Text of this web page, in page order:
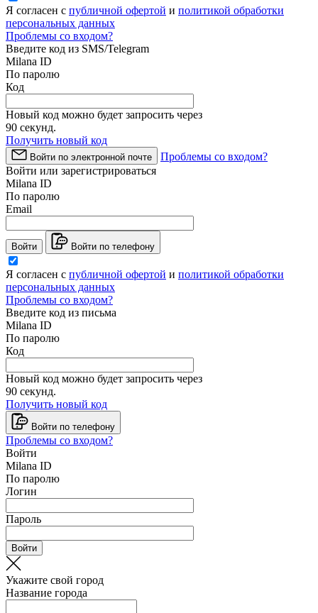
Я согласен с публичной офертой и политикой обработки
персональных данных
Проблемы со входом?
Введите код из SMS/Telegram
Milana ID
По паролю
Код
Новый код можно будет запросить через
90 секунд.
Получить новый код
Войти по электронной почте
Проблемы со входом?
Войти или зарегистрироваться
Milana ID
По паролю
Email
Войти Войти по телефону
Я согласен с публичной офертой и политикой обработки
персональных данных
Проблемы со входом?
Введите код из письма
Milana ID
По паролю
Код
Новый код можно будет запросить через
90 секунд.
Получить новый код
Войти по телефону
Проблемы со входом?
Войти
Milana ID
По паролю
Логин
Пароль
Войти
Укажите свой город
Название города